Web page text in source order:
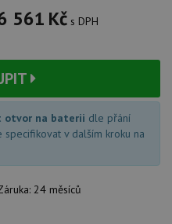
561 Kč s DPH
na baterii dle přání
specifikovat v dalším kroku na
24 měsíců